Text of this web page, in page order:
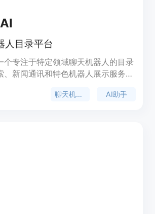
人目录平台
个专注于特定领域聊天机器人的目录
、新闻通讯和特色机器人展示服务。
活质量。
聊天机器人 AI助手